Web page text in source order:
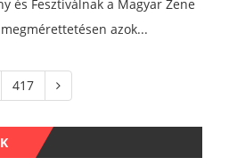
és Fesztiválnak a Magyar Zene
azok...
417